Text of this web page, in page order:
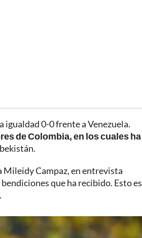
igualdad 0-0 frente a Venezuela.
de Colombia, en los cuales ha
Mileidy Campaz, en entrevista
que ha recibido. Esto es